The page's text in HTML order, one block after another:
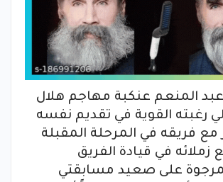
المنعم عنكبة مهاجم هلال
رغبته القوية في تقديم نفسه
فريقه في المرحلة المقبلة
زملائه في قيادة الفريق
على صعيد مسابقتي